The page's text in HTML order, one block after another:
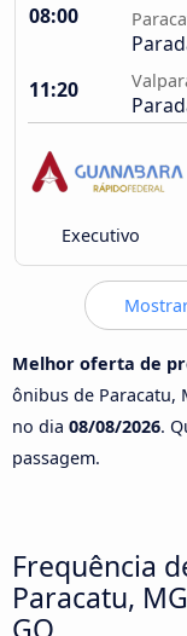
08:00
11:20
Executivo
Melhor oferta de
ônibus de Paracatu,
no dia 08/08/2026.
passagem.
Frequência
Paracatu,